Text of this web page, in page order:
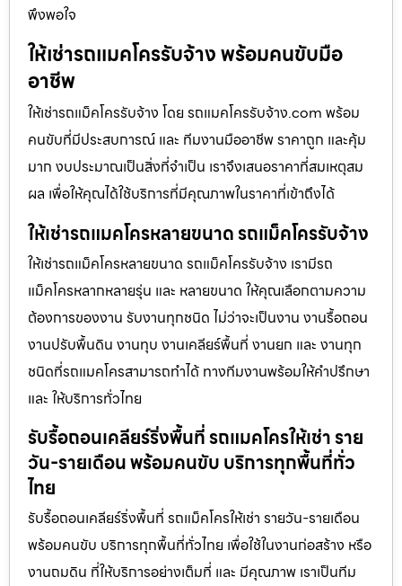
พึงพอใจ
ให้เช่ารถแมคโครรับจ้าง พร้อมคนขับมือ
อาชีพ
ให้เช่ารถแม็คโครรับจ้าง โดย รถแมคโครรับจ้าง.com พร้อม
คนขับที่มีประสบการณ์ และ ทีมงานมืออาชีพ ราคาถูก และคุ้ม
มาก งบประมาณเป็นสิ่งที่จำเป็น เราจึงเสนอราคาที่สมเหตุสม
ผล เพื่อให้คุณได้ใช้บริการที่มีคุณภาพในราคาที่เข้าถึงได้
ให้เช่ารถแมคโครหลายขนาด รถแม็คโครรับจ้าง
ให้เช่ารถแม็คโครหลายขนาด รถแม็คโครรับจ้าง เรามีรถ
แม็คโครหลากหลายรุ่น และ หลายขนาด ให้คุณเลือกตามความ
ต้องการของงาน รับงานทุกชนิด ไม่ว่าจะเป็นงาน งานรื้อถอน
งานปรับพื้นดิน งานทุบ งานเคลียร์พื้นที่ งานยก และ งานทุก
ชนิดที่รถแมคโครสามารถทำได้ ทางทีมงานพร้อมให้คำปรึกษา
และ ให้บริการทั่วไทย
รับรื้อถอนเคลียร์ริ่งพื้นที่ รถแมคโครให้เช่า ราย
วัน-รายเดือน พร้อมคนขับ บริการทุกพื้นที่ทั่ว
ไทย
รับรื้อถอนเคลียร์ริ่งพื้นที่ รถแม็คโครให้เช่า รายวัน-รายเดือน
พร้อมคนขับ บริการทุกพื้นที่ทั่วไทย เพื่อใช้ในงานก่อสร้าง หรือ
งานถมดิน ที่ให้บริการอย่างเต็มที่ และ มีคุณภาพ เราเป็นทีม